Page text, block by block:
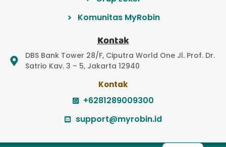
Komunitas MyRobin
Kontak
DBS Bank Tower 28/F, Ciputra World One Jl. Prof. Dr.
Satrio Kav. 3 – 5, Jakarta 12940
Kontak
+6281289009300
support@myrobin.id